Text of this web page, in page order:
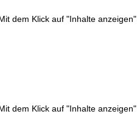
dem Klick auf "Inhalte
dem Klick auf "Inhalte